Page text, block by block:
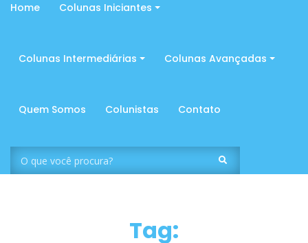
Home Colunas Iniciantes
Colunas Intermediárias Colunas Avançadas
Quem Somos Colunistas Contato
Tag: